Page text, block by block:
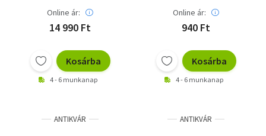
Online ár:
14 990 Ft
Kosárba
4 - 6 munkanap
Online ár:
940 Ft
Kosárba
4 - 6 munkanap
ANTIKVÁR ANTIKVÁR